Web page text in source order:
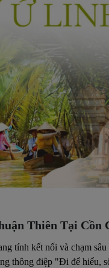
Thiên Tại Cồn
tính kết nối và chạm
thông điệp "Đi để hiểu,